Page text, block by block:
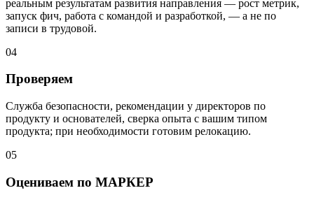
реальным результатам развития направления — рост метрик,
запуск фич, работа с командой и разработкой, — а не по
записи в трудовой.
04
Проверяем
Служба безопасности, рекомендации у директоров по
продукту и основателей, сверка опыта с вашим типом
продукта; при необходимости готовим релокацию.
05
Оцениваем по МАРКЕР